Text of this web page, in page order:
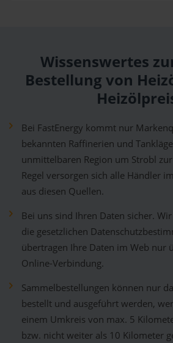
Wissenswertes
Bestellung von
Bei FastEnergy kommt nur
bekannten Raffinerien und
unmittelbaren Region um Strobl
Regel versorgen sich alle Händler
aus diesen Quellen.
Bei uns sind Ihren Daten sicher.
die gesetzlichen
übertragen Ihre Daten im Web nur
Online-Verbindung.
Sammelbestellungen können nur
bestellt und ausgeführt werden,
einem Umkreis von max. 5
bzw. nicht weiter als 10 Kilometer